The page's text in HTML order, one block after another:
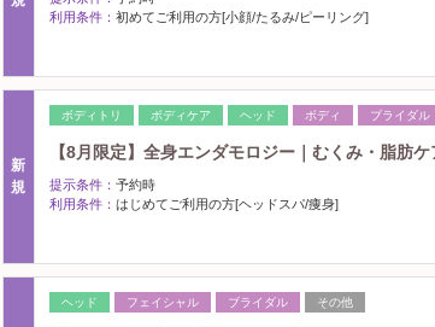
利用条件： 初めてご利用の方[小顔/たるみ/ピーリング]
新
規
ボディトリ ボディケア ヘッド ボディ ブライダル
【8月限定】全身エンダモロジー｜むくみ・脂肪
提示条件： 予約時
利用条件： はじめてご利用の方[ヘッドスパ/痩身]
ヘッド フェイシャル ブライダル その他